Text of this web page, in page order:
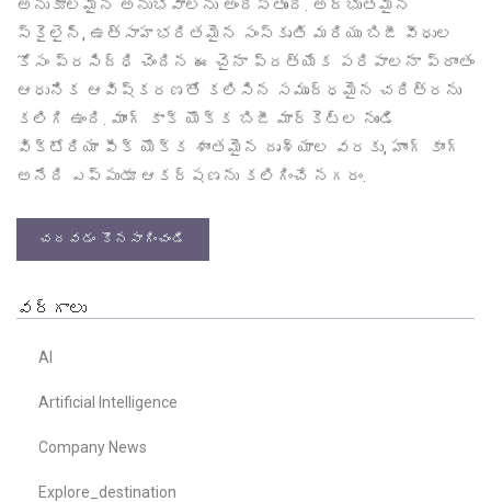
అనుకూలమైన అనుభవాలను అందిస్తుంది. అద్భుతమైన
స్కైలైన్, ఉత్సాహభరితమైన సంస్కృతి మరియు బిజీ వీధుల
కోసం ప్రసిద్ధి చెందిన ఈ చైనా ప్రత్యేక పరిపాలనా ప్రాంతం
ఆధునిక ఆవిష్కరణతో కలిసిన సమృద్ధమైన చరిత్రను
కలిగి ఉంది. మాంగ్ కాక్ యొక్క బిజీ మార్కెట్ల నుండి
విక్టోరియా పీక్ యొక్క శాంతమైన దృశ్యాల వరకు, హాంగ్ కాంగ్
అనేది ఎప్పుడూ ఆకర్షణను కలిగించే నగరం.
చదవడం కొనసాగించండి
వర్గాలు
AI
Artificial Intelligence
Company News
Explore_destination